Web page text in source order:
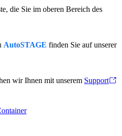
die Sie im oberen Bereich des
AutoSTAGE finden Sie auf unserer
wir Ihnen mit unserem Support